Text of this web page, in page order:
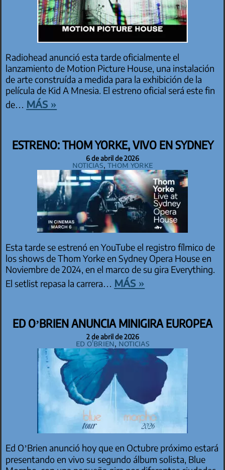
Radiohead anunció esta tarde oficialmente el
lanzamiento de Motion Picture House, una instalación
de arte construída a medida para la exhibición de la
película de Kid A Mnesia. El estreno oficial será este fin
de… más »
ESTRENO: THOM YORKE, VIVO EN SYDNEY
6 de abril de 2026
Noticias,Thom Yorke
Esta tarde se estrenó en YouTube el registro fílmico de
los shows de Thom Yorke en Sydney Opera House en
Noviembre de 2024, en el marco de su gira Everything.
El setlist repasa la carrera… más »
ED O’BRIEN ANUNCIA MINIGIRA EUROPEA
2 de abril de 2026
Ed O'Brien, Noticias
Ed O’Brien anunció hoy que en Octubre próximo estará
presentando en vivo su segundo álbum solista, Blue